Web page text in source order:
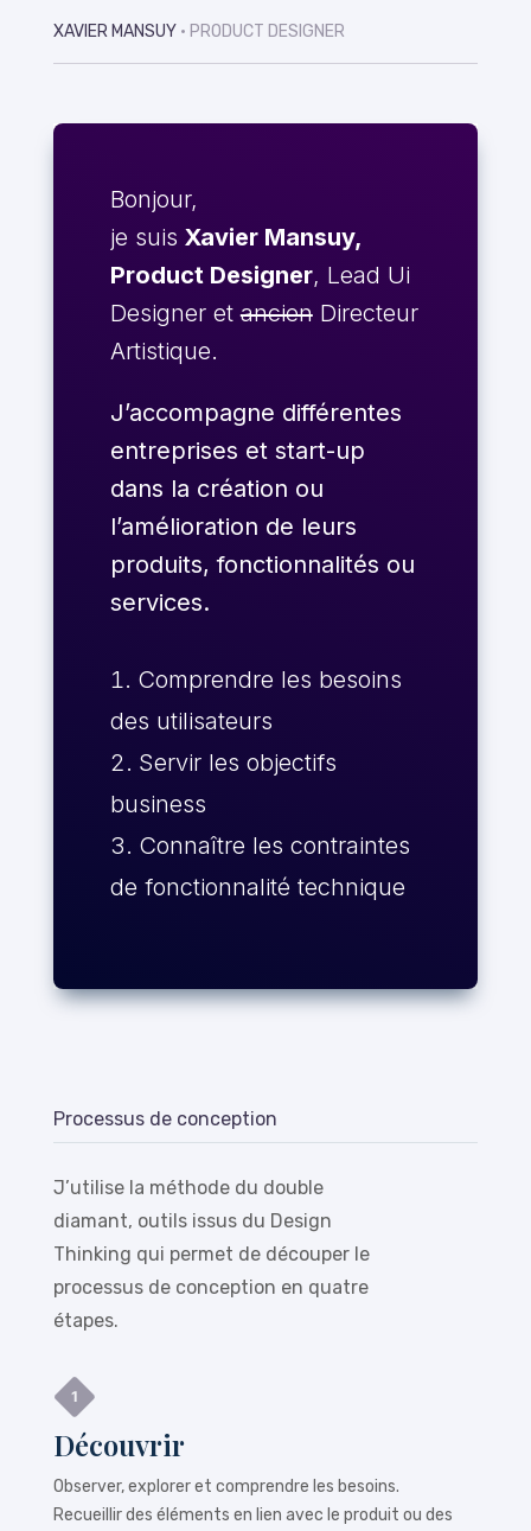
XAVIER MANSUY • PRODUCT DESIGNER
Bonjour,
je suis Xavier Mansuy,
Product Designer, Lead Ui
Designer etancienDirecteur
Artistique.
J’accompagne différentes
entreprises et start-up
dans la création ou
l’amélioration de leurs
produits, fonctionnalités ou
services.
Comprendre les besoins
des utilisateurs
Servir les objectifs
business
Connaître les contraintes
de fonctionnalité technique
Processus de conception
J’utilise la méthode du double
diamant, outils issus du Design
Thinking qui permet de découper le
processus de conception en quatre
étapes.
Découvrir
Observer, explorer et comprendre les besoins.
Recueillir des éléments en lien avec le produit ou des